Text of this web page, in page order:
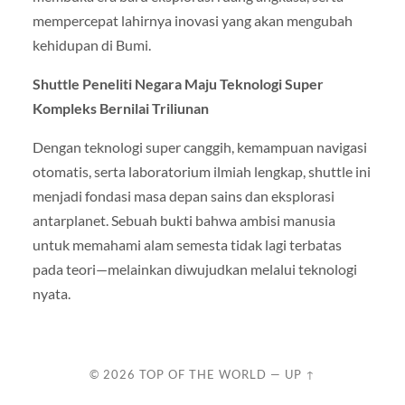
mempercepat lahirnya inovasi yang akan mengubah
kehidupan di Bumi.
Shuttle Peneliti Negara Maju Teknologi Super
Kompleks Bernilai Triliunan
Dengan teknologi super canggih, kemampuan navigasi
otomatis, serta laboratorium ilmiah lengkap, shuttle ini
menjadi fondasi masa depan sains dan eksplorasi
antarplanet. Sebuah bukti bahwa ambisi manusia
untuk memahami alam semesta tidak lagi terbatas
pada teori—melainkan diwujudkan melalui teknologi
nyata.
© 2026 TOP OF THE WORLD — UP ↑